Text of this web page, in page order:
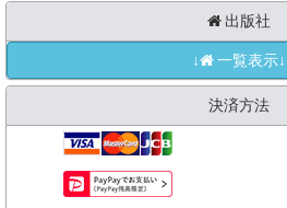
出版社
↓ 一覧表示↓
決済方法